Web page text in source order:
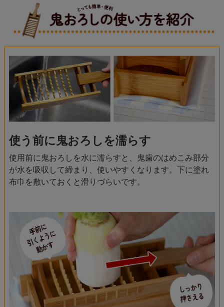
使う前に鬼おろしを濡らす
使用前に鬼おろしを水に濡らすと、鬼歯のはめこみ部分
が水を吸収して締まり、使いやすくなります。下に塗れ
布巾を敷いておくと滑りづらいです。